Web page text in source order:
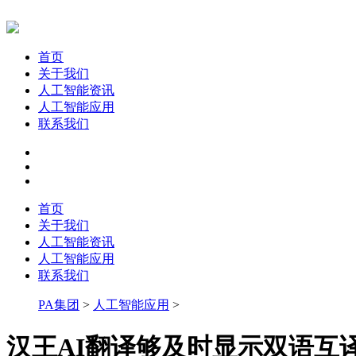
首页
关于我们
人工智能资讯
人工智能应用
联系我们
首页
关于我们
人工智能资讯
人工智能应用
联系我们
PA集团 > 人工智能应用 >
汉王AI翻译够及时显示双语互